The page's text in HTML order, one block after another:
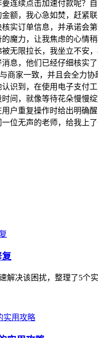
连续点击加速付款呢？
，我心急如焚，赶紧
实订单信息，并承诺会
魔力，让我焦虑的心
无限拉长，我坐立不安
息，他们已经仔细核实
商家一致，并且会全力
识到，在使用电子支付
间，就像等待花朵慢
户重复操作时给出明
位无声的老师，给我
解决该困扰，整理了5